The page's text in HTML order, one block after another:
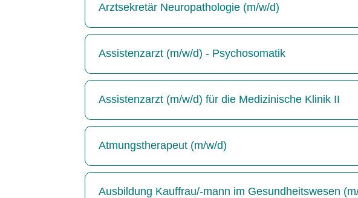
Arztsekretär Neuropathologie (m/w/d)
Assistenzarzt (m/w/d) - Psychosomatik
Assistenzarzt (m/w/d) für die Medizinische Klinik II
Atmungstherapeut (m/w/d)
Ausbildung Kauffrau/-mann im Gesundheitswesen